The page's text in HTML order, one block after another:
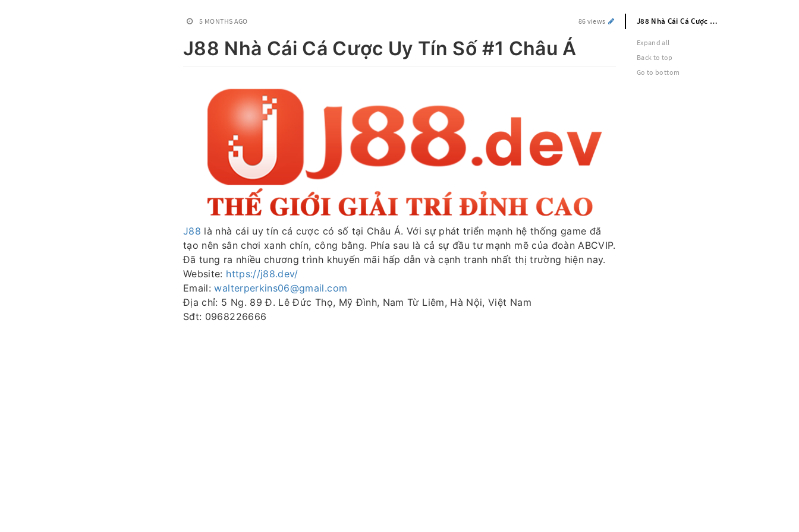
5 MONTHS AGO 86 views
J88 Nhà Cái Cá Cược Uy Tín Số #1 Châu Á
J88 là nhà cái uy tín cá cược có số tại Châu Á. Với sự phát triển mạnh hệ thống game đã
tạo nên sân chơi xanh chín, công bằng. Phía sau là cả sự đầu tư mạnh mẽ của đoàn ABCVIP.
Đã tung ra nhiều chương trình khuyến mãi hấp dẫn và cạnh tranh nhất thị trường hiện nay.
Website: https://j88.dev/
Email:walterperkins06@gmail.com
Địa chỉ: 5 Ng. 89 Đ. Lê Đức Thọ, Mỹ Đình, Nam Từ Liêm, Hà Nội, Việt Nam
Sđt: 0968226666
J88 Nhà Cái Cá Cược Uy Tín Số #1 Châu Á
Expand all
Back to top
Go to bottom